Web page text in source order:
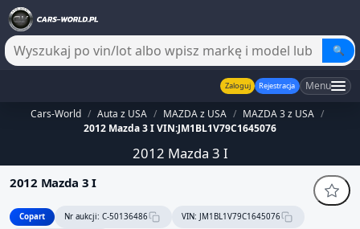
🔍
Zaloguj Rejestracja Menu
Cars-World / Auta z USA / MAZDA z USA / MAZDA 3 z USA /
2012 Mazda 3 I VIN:JM1BL1V79C1645076
2012 Mazda 3 I
2012 Mazda 3 I
Copart Nr aukcji: C-50136486
VIN: JM1BL1V79C1645076